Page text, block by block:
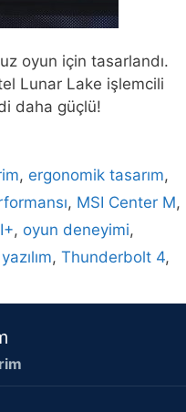
oyun için tasarlandı.
Lunar Lake işlemcili
daha güçlü!
, ergonomik tasarım,
, MSI Center M,
, oyun deneyimi,
, Thunderbolt 4,